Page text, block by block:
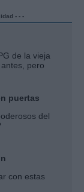
- - -
de la vieja
pero
puertas
del
con estas